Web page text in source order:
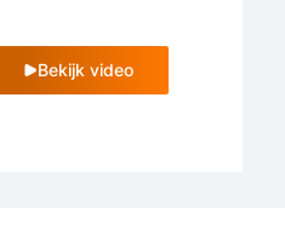
Bekijk video